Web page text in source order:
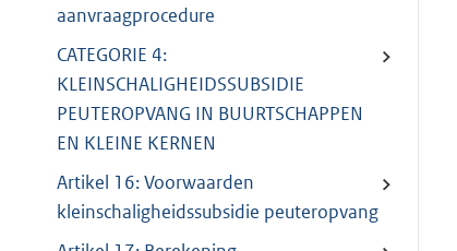
aanvraagprocedure
CATEGORIE 4:
KLEINSCHALIGHEIDSSUBSIDIE
PEUTEROPVANG IN BUURTSCHAPPEN
EN KLEINE KERNEN
Artikel 16: Voorwaarden
kleinschaligheidssubsidie peuteropvang